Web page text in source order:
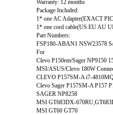
Warranty: 12 months
Package Included:
1* one AC Adapter(EXACT
1* one cord cable(US EU AU
Part Numbers:
FSP180-ABAN1 NSW23578
For
Clevo P150em/Sager NP9150
MSI/ASUS/Clevo 180W
CLEVO P157SM-A i7-
Clevo Sager P157SM-A P157
SAGER NP8258
MSI GT683DX-
MSI GT60 GT70